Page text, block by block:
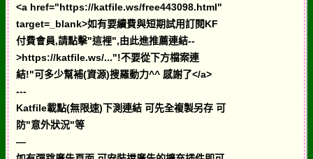
<a href="https://katfile.ws/free443098.html"
target=_blank>如有要續費與短期試用訂閱KF
付費會員,請點擊"這裡",由此進推薦連結--
>https://katfile.ws/..."!不要從下方檔案連
結!"可多少幫補(資源)搜羅動力^^ 感謝了</a>
---
Katfile載點(無限速)下測連結 可先全複製另存 可
防"意外狀況"等
—